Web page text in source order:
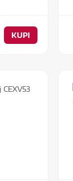
KUPI